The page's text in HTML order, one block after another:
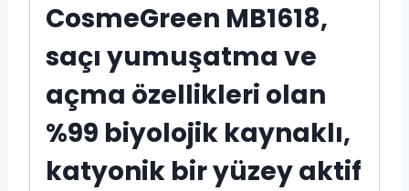
CosmeGreen MB1618,
saçı yumuşatma ve
açma özellikleri olan
%99 biyolojik kaynaklı,
katyonik bir yüzey aktif